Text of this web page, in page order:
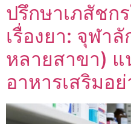
ปรึกษาเภสัชก
เรื่องยา: จุฬา
หลายสาขา) แ
อาหารเสริมอ